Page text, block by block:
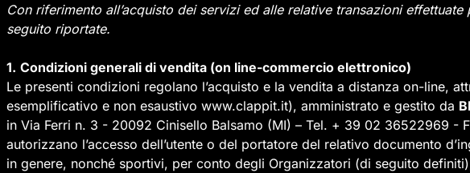
Con riferimento all’acquisto dei servizi ed alle relative transazioni
seguito riportate.
1. Condizioni generali di vendita (on line-commercio elettronico)
Le presenti condizioni regolano l’acquisto e la vendita a distanza on-line,
esemplificativo e non esaustivo www.clappit.it), amministrato e gestito da
in Via Ferri n. 3 - 20092 Cinisello Balsamo (MI) – Tel. + 39 02 36522969
autorizzano l’accesso dell’utente o del portatore del relativo documento
in genere, nonché sportivi, per conto degli Organizzatori (di seguito